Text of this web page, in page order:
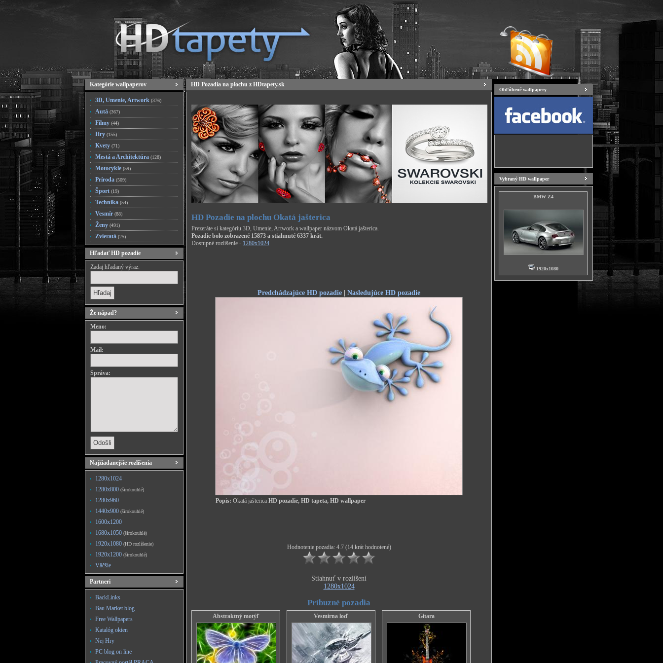
Kategórie wallpaperov
3D, Umenie, Artwork (376)
Autá (367)
Filmy (44)
Hry (155)
Kvety (71)
Mestá a Architektúra (128)
Motocykle (59)
Príroda (509)
Šport (19)
Technika (54)
Vesmír (88)
Ženy (491)
Zvieratá (25)
Hľadať HD pozadie
Zadaj hľadaný výraz.
Že nápad?
Meno:
Mail:
Správa:
Najžiadanejšie rozlíšenia
1280x1024
1280x800 (širokouhlé)
1280x960
1440x900 (širokouhlé)
1600x1200
1680x1050 (širokouhlé)
1920x1080 (HD rozlíšenie)
1920x1200 (širokouhlé)
Väčšie
Partneri
BackLinks
Bau Market blog
Free Wallpapers
Katalóg okien
Nej Hry
PC blog on line
HD Pozadia na plochu z HDtapety.sk
HD Pozadie na plochu Okatá jašterica
Prezeráte si kategóriu 3D, Umenie, Artwork a wallpaper názvom Okatá jašterica.
Pozadie bolo zobrazené 15873 a stiahnuté 6337 krát.
Dostupné rozlíšenie - 1280x1024
Predchádzajúce HD pozadie | Nasledujúce HD pozadie
Popis: Okatá jašterica HD pozadie, HD tapeta, HD wallpaper
Hodnotenie pozadia: 4.7 (14 krát hodnotené)
Stiahnuť v rozlíšení
1280x1024
Príbuzné pozadia
Abstraktný motýľ Vesmírna loď Gitara
Obľúbené wallpapery
Vybraný HD wallpaper
BMW Z4
1920x1080